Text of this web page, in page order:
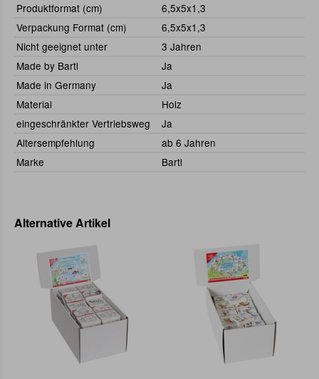
Produktformat (cm)
6,5x5x1,3
Verpackung Format (cm)
6,5x5x1,3
Nicht geeignet unter
3 Jahren
Made by Bartl
Ja
Made in Germany
Ja
Material
Holz
eingeschränkter Vertriebsweg
Ja
Altersempfehlung
ab 6 Jahren
Marke
Bartl
Alternative Artikel